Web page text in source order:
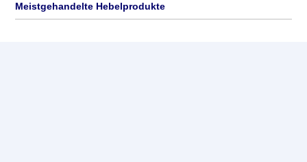
Meistgehandelte Hebelprodukte